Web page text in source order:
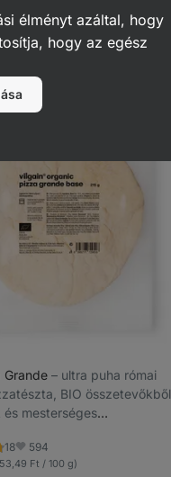
Kedvencek
Ft / 100 g)
Grande ⁠–⁠ ultra puha római
BIO összetevőkből,
mesterséges
nélkül
18Kedvencek
594
Ft / 100 g)
élményt azáltal, hogy
hogy az egész